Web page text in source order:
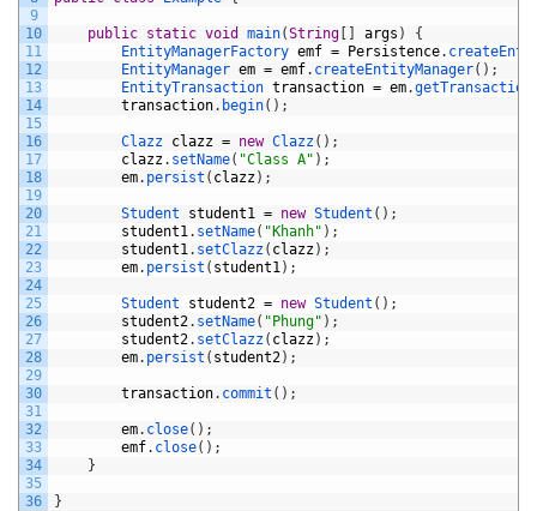
9
10
11
12
13
14
15
16
17
18
19
20
21
22
23
24
25
26
27
28
29
30
31
32
33
34
35
36
public static void main(String [ ] args )
{
EntityManagerFactory emf = Persistence.
EntityManager em = emf. createEntityManager( ) ;
EntityTransaction transaction = em.getTransaction
transaction. begin( ) ;
Clazz clazz = new Clazz( ) ;
clazz. setName( "Class A" ) ;
em. persist ( clazz) ;
Student student1 = new Student ( ) ;
student1 . setName( "Khanh" ) ;
student1 . setClazz( clazz) ;
em. persist ( student1 ) ;
Student student2 = new Student ( ) ;
student2. setName( "Phung" ) ;
student2. setClazz( clazz) ;
em. persist ( student2) ;
transaction. commit ( ) ;
em. close( ) ;
emf. close( ) ;
}
}